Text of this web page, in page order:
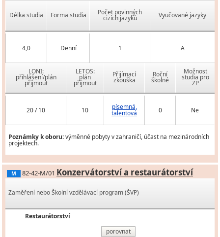
Délka studia Forma studia Počet povinných
cizích jazyků Vyučované jazyky
4,0 Denní 1 A
LONI:
přihlášení/plán
přijmout
LETOS:
plán
přijmout
Přijímací
zkouška
Roční
školné
Možnost
studia pro
ZP
20 / 10 10 písemná,
talentová 0 Ne
Poznámky k oboru:výměnné pobyty v zahraničí, účast na mezinárodních
projektech.
M 82-42-M/01 Konzervátorství a restaurátorství
Zaměření nebo Školní vzdělávací program (ŠVP)
Restaurátorství
porovnat